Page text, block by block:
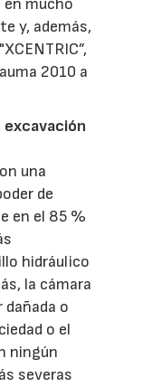
mucho
y, además,
2010 a
excavación
una
de
en el 85 %
hidráulico
la cámara
dañada o
o el
ningún
severas